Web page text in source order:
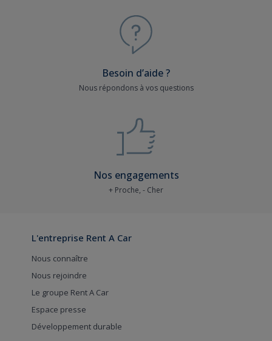
Besoin d’aide ?
Nous répondons à vos questions
Nos engagements
+ Proche, - Cher
L'entreprise Rent A Car
Nous connaître
Nous rejoindre
Le groupe Rent A Car
Espace presse
Développement durable